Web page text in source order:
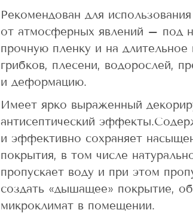
Рекомендован для
от атмосферных явлений – под
прочную пленку и на
грибков, плесени, водорослей,
и деформацию.
Имеет ярко выраженный
антисептический
и эффективно сохраняет
покрытия, в том числе
пропускает воду и при этом
создать «дышащее» покрытие,
микроклимат в помещении.